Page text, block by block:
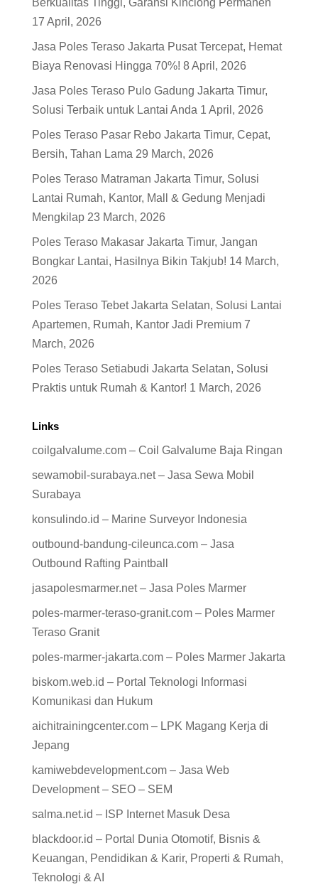
Berkualitas Tinggi, Garansi Kinclong Permanen
17 April, 2026
Jasa Poles Teraso Jakarta Pusat Tercepat, Hemat
Biaya Renovasi Hingga 70%! 8 April, 2026
Jasa Poles Teraso Pulo Gadung Jakarta Timur,
Solusi Terbaik untuk Lantai Anda 1 April, 2026
Poles Teraso Pasar Rebo Jakarta Timur, Cepat,
Bersih, Tahan Lama 29 March, 2026
Poles Teraso Matraman Jakarta Timur, Solusi
Lantai Rumah, Kantor, Mall & Gedung Menjadi
Mengkilap 23 March, 2026
Poles Teraso Makasar Jakarta Timur, Jangan
Bongkar Lantai, Hasilnya Bikin Takjub! 14 March,
2026
Poles Teraso Tebet Jakarta Selatan, Solusi Lantai
Apartemen, Rumah, Kantor Jadi Premium 7
March, 2026
Poles Teraso Setiabudi Jakarta Selatan, Solusi
Praktis untuk Rumah & Kantor! 1 March, 2026
Links
coilgalvalume.com – Coil Galvalume Baja Ringan
sewamobil-surabaya.net – Jasa Sewa Mobil
Surabaya
konsulindo.id – Marine Surveyor Indonesia
outbound-bandung-cileunca.com – Jasa
Outbound Rafting Paintball
jasapolesmarmer.net – Jasa Poles Marmer
poles-marmer-teraso-granit.com – Poles Marmer
Teraso Granit
poles-marmer-jakarta.com – Poles Marmer Jakarta
biskom.web.id – Portal Teknologi Informasi
Komunikasi dan Hukum
aichitrainingcenter.com – LPK Magang Kerja di
Jepang
kamiwebdevelopment.com – Jasa Web
Development – SEO – SEM
salma.net.id – ISP Internet Masuk Desa
blackdoor.id – Portal Dunia Otomotif, Bisnis &
Keuangan, Pendidikan & Karir, Properti & Rumah,
Teknologi & AI